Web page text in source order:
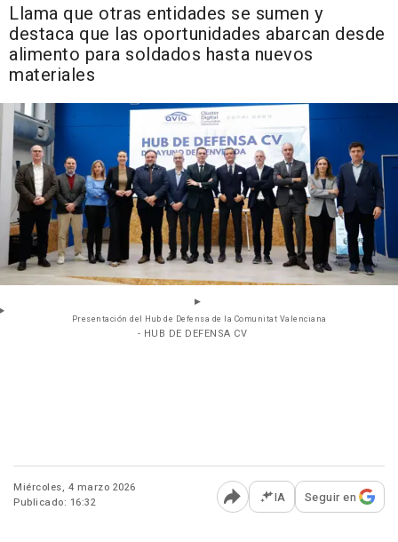
Llama que otras entidades se sumen y
destaca que las oportunidades abarcan desde
alimento para soldados hasta nuevos
materiales
Presentación del Hub de Defensa de la Comunitat Valenciana
- HUB DE DEFENSA CV
Miércoles, 4 marzo 2026
Publicado: 16:32
Abrir opciones para
IA Seguir en